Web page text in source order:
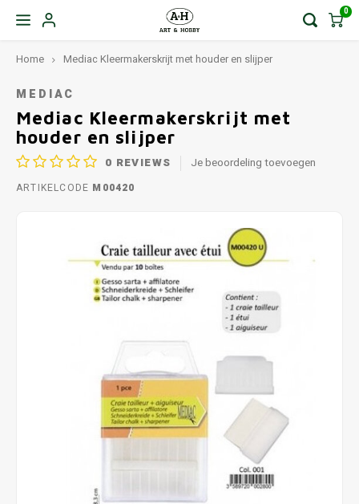
0
Home Mediac Kleermakerskrijt met houder en slijper
MEDIAC
Mediac Kleermakerskrijt met
houder en slijper
0 REVIEWS Je beoordeling toevoegen
ARTIKELCODE M00420